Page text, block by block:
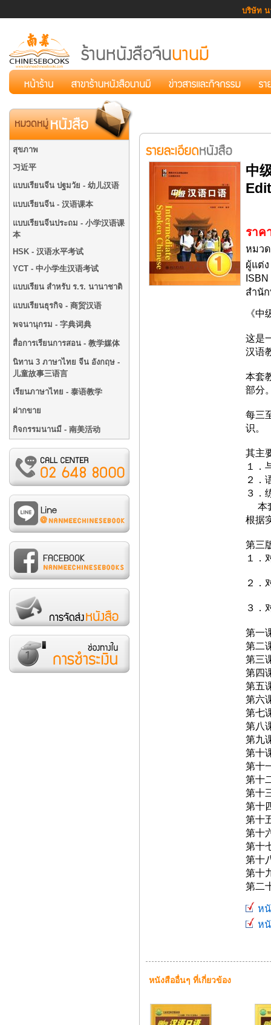
บริษัท น
สุขภาพ
习近平
แบบเรียนจีน ปฐมวัย - 幼儿汉语
แบบเรียนจีน - 汉语课本
แบบเรียนจีนประถม - 小学汉语课
本
HSK - 汉语水平考试
YCT - 中小学生汉语考试
แบบเรียน สำหรับ ร.ร. นานาชาติ
แบบเรียนธุรกิจ - 商贸汉语
พจนานุกรม - 字典词典
สื่อการเรียนการสอน - 教学媒体
นิทาน 3 ภาษาไทย จีน อังกฤษ -
儿童故事三语言
เรียนภาษาไทย - 泰语教学
ฝากขาย
กิจกรรมนานมี - 南美活动
中
ราค
หมวด
ผู้แต่ง
ISBN
สำนั
《
这是
汉语
本套
部分
每三
识
其
１
２
３
本
根据
第三
１．
２．
３．
第
第
第
第
第
第
第
第
第
第
第
第
第
第
第
第
第
第
第
第
ห
ห
หนังสืออื่นๆ ที่เกี่ยวข้อง